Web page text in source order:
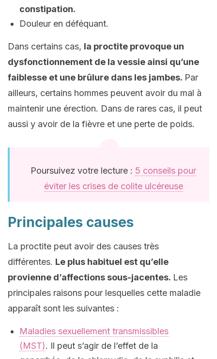
constipation.
Douleur en déféquant.
Dans certains cas, la proctite provoque un
dysfonctionnement de la vessie ainsi qu’une
faiblesse et une brûlure dans les jambes. Par
ailleurs, certains hommes peuvent avoir du mal à
maintenir une érection. Dans de rares cas, il peut
aussi y avoir de la fièvre et une perte de poids.
Poursuivez votre lecture : 5 conseils pour
éviter les crises de colite ulcéreuse
Principales causes
La proctite peut avoir des causes très
différentes. Le plus habituel est qu’elle
provienne d’affections sous-jacentes. Les
principales raisons pour lesquelles cette maladie
apparaît sont les suivantes :
Maladies sexuellement transmissibles
(MST). Il peut s’agir de l’effet de la